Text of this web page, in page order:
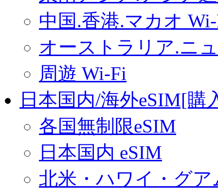
中国.香港.マカオ
オーストラリア.ニ
周遊 Wi-Fi
日本国内/海外eSIM[購
各国無制限eSIM
日本国内 eSIM
北米・ハワイ・グア